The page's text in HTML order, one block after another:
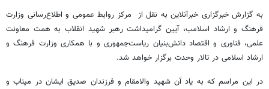
به گزارش خبرگزاری خبرآنلاین به نقل از مرکز روابط عمومی و اطلاع‌رسانی وزارت
فرهنگ و ارشاد اسلامب، آیین گرامیداشت رهبر شهید انقلاب به همت معاونت
علمی، فناوری و اقتصاد دانش‌بنیان ریاست‌جمهوری و با همکاری وزارت فرهنگ و
ارشاد اسلامی در تالار وحدت برگزار خواهد شد.
در این مراسم که به یاد آن شهید والامقام و فرزندان صدیق ایشان در میناب و